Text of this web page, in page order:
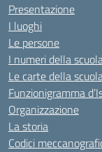
Presentazione
I luoghi
Le persone
I numeri della
Le carte della
Funzionigramma
Organizzazione
La storia
Codici